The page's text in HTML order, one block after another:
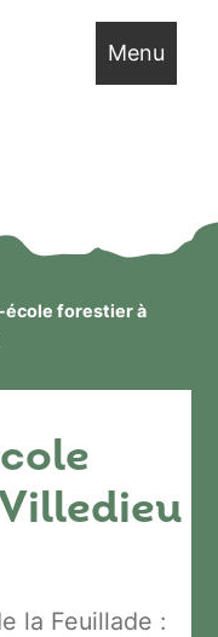
Menu
école forestier à
la Feuillade :